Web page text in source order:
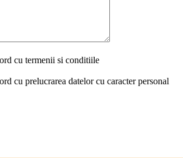
cu termenii si conditiile
cu prelucrarea datelor cu caracter personal